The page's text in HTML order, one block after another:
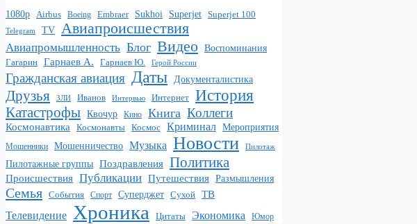
1080p Airbus Boeing Embraer Sukhoi Superjet Superjet 100
Telegram TV Авиапроисшествия
Авиапромышленность Блог Видео Воспоминания
Гагарин Гарнаев А. Гарнаев Ю. Герой России
Гражданская авиация Даты Документалистика
Друзья ЗЛИ Иванов Интервью Интернет История
Катастрофы Квочур Кино Книга Коллеги
Космонавтика Космонавты Космос Криминал Мероприятия
Мошенники Мошенничество Музыка Новости Пилотаж
Пилотажные группы Поздравления Политика
Происшествия Публикации Путешествия Размышления
Семья События Спорт Суперджет Сухой ТВ
Телевидение Хроника Цитаты Экономика Юмор